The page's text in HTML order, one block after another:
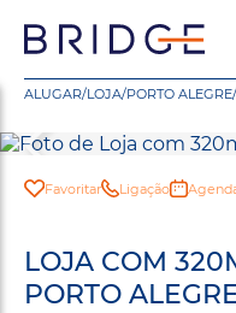
ALUGAR/LOJA/PORTO ALEGRE/
Favoritar Ligação
LOJA COM
PORTO